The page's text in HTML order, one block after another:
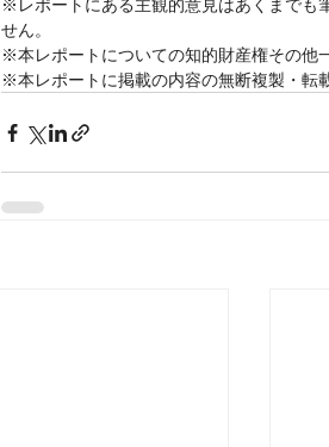
せん。
※本レポートについての知的財産権その他
※本レポートに掲載の内容の無断複製・転